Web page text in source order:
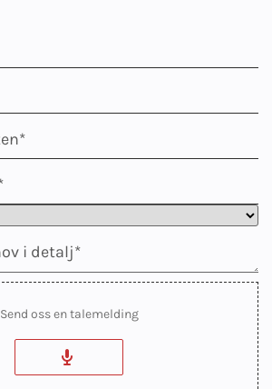
Send oss en talemelding